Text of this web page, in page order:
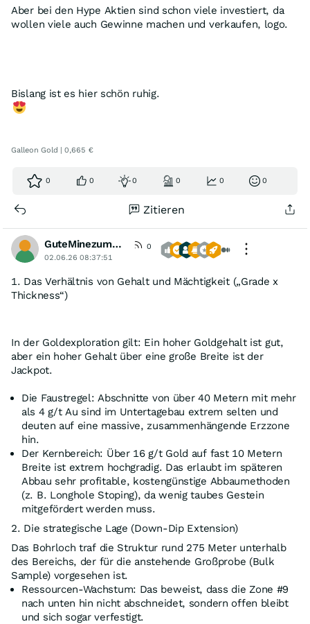
Aber bei den Hype Aktien sind schon viele investiert, da
wollen viele auch Gewinne machen und verkaufen, logo.
Bislang ist es hier schön ruhig.
Galleon Gold | 0,665 €
0 0 0 0 0 0
Zitieren
GuteMinezumBoersenspiel
0
02.06.26 08:37:51
1. Das Verhältnis von Gehalt und Mächtigkeit („Grade x
Thickness“)
In der Goldexploration gilt: Ein hoher Goldgehalt ist gut,
aber ein hoher Gehalt über eine große Breite ist der
Jackpot.
Die Faustregel: Abschnitte von über 40 Metern mit mehr
als 4 g/t Au sind im Untertagebau extrem selten und
deuten auf eine massive, zusammenhängende Erzzone
hin.
Der Kernbereich: Über 16 g/t Gold auf fast 10 Metern
Breite ist extrem hochgradig. Das erlaubt im späteren
Abbau sehr profitable, kostengünstige Abbaumethoden
(z. B. Longhole Stoping), da wenig taubes Gestein
mitgefördert werden muss.
2. Die strategische Lage (Down-Dip Extension)
Das Bohrloch traf die Struktur rund 275 Meter unterhalb
des Bereichs, der für die anstehende Großprobe (Bulk
Sample) vorgesehen ist.
Ressourcen-Wachstum: Das beweist, dass die Zone #9
nach unten hin nicht abschneidet, sondern offen bleibt
und sich sogar verfestigt.